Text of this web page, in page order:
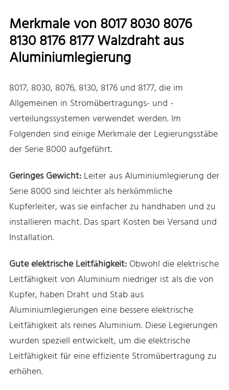
Merkmale von 8017 8030 8076
8130 8176 8177 Walzdraht aus
Aluminiumlegierung
8017, 8030, 8076, 8130, 8176 und 8177, die im
Allgemeinen in Stromübertragungs- und -
verteilungssystemen verwendet werden. Im
Folgenden sind einige Merkmale der Legierungsstäbe
der Serie 8000 aufgeführt.
Geringes Gewicht:Leiter aus Aluminiumlegierung der
Serie 8000 sind leichter als herkömmliche
Kupferleiter, was sie einfacher zu handhaben und zu
installieren macht. Das spart Kosten bei Versand und
Installation.
Gute elektrische Leitfähigkeit:Obwohl die elektrische
Leitfähigkeit von Aluminium niedriger ist als die von
Kupfer, haben Draht und Stab aus
Aluminiumlegierungen eine bessere elektrische
Leitfähigkeit als reines Aluminium. Diese Legierungen
wurden speziell entwickelt, um die elektrische
Leitfähigkeit für eine effiziente Stromübertragung zu
erhöhen.